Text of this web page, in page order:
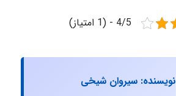
4/5 - (1 امتیاز)
نویسنده: سیروان شیخی